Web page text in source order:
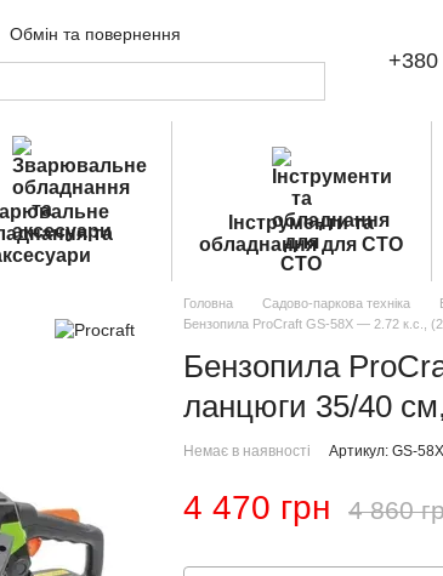
Обмін та повернення
+380
та
Інструменти та
обладнання для СТО
Головна Садово-паркова техніка
Бензопила ProCraft GS-58X — 2.72 к.с., (2
Бензопила
ланцюги 35/40 см,
Немає в наявності Артикул: GS-58X
4 470 грн 4 860